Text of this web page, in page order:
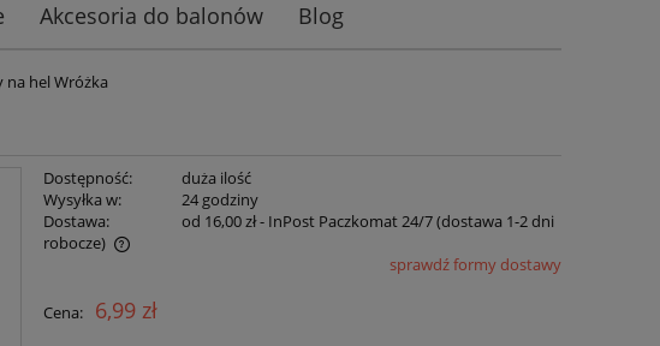
Akcesoria do balonów
Blog
na hel Wróżka
Dostępność:
duża ilość
Wysyłka w:
24 godziny
Dostawa:
od 16,00 zł- InPost Paczkomat 24/7 (dostawa 1-2 dni
robocze)
kosztów
sprawdź formy dostawy
Cena: 6,99 zł